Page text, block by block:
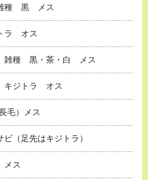
種 黒 メス
ラ オス
雑種 黒・茶・白 メス
キジトラ オス
毛）メス
（足先はキジトラ）
ス